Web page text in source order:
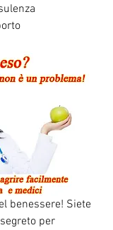
benessere! Siete
per